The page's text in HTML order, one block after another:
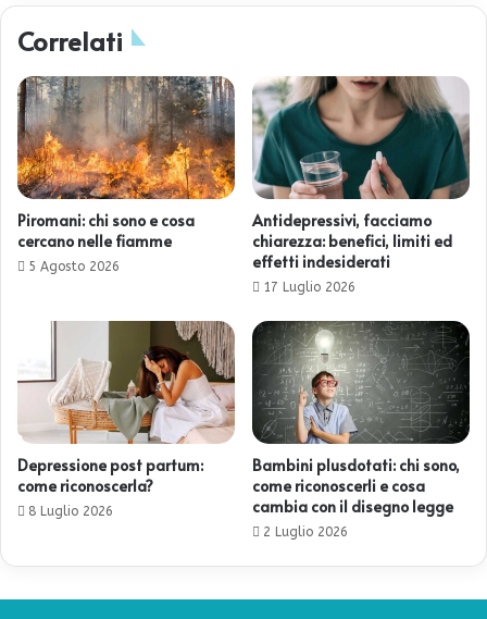
Correlati
Piromani: chi sono e cosa
cercano nelle fiamme
5 Agosto 2026
Antidepressivi, facciamo
chiarezza: benefici, limiti ed
effetti indesiderati
17 Luglio 2026
Depressione post partum:
come riconoscerla?
8 Luglio 2026
Bambini plusdotati: chi sono,
come riconoscerli e cosa
cambia con il disegno legge
2 Luglio 2026